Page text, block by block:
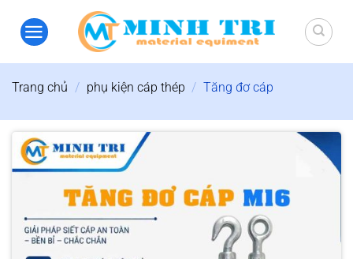
dung
Trang chủ / phụ kiện cáp thép / Tăng đơ cáp